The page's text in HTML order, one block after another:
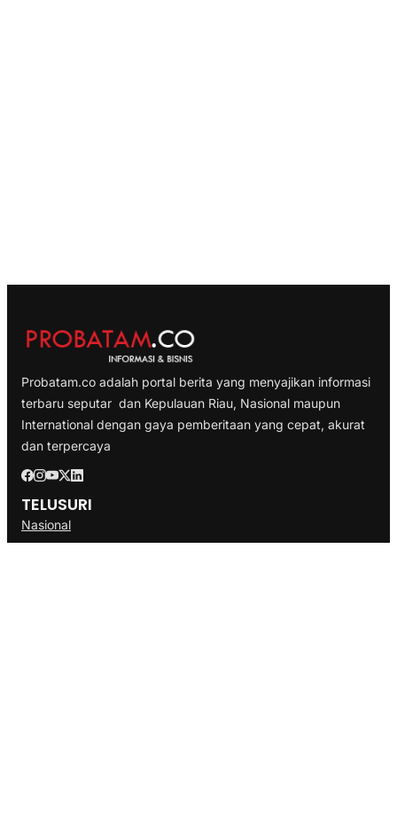
Probatam.co adalah portal berita yang menyajikan informasi
terbaru seputar dan Kepulauan Riau, Nasional maupun
International dengan gaya pemberitaan yang cepat, akurat
dan terpercaya
TELUSURI
Nasional